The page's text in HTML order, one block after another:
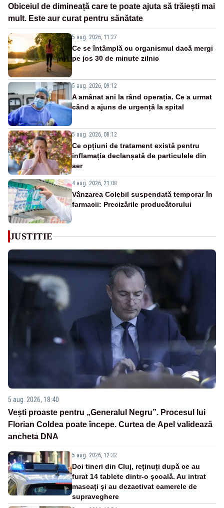
Obiceiul de dimineață care te poate ajuta să trăiești mai
mult. Este aur curat pentru sănătate
5 aug. 2026, 11:27
Ce se întâmplă cu organismul dacă mergi
pe jos 30 de minute zilnic
5 aug. 2026, 09:12
A amânat ani la rând operația. Ce a urmat
când a ajuns de urgență la spital
5 aug. 2026, 08:12
Ce opțiuni de tratament există pentru
inflamația declanșată de particulele din
aer
4 aug. 2026, 21:08
Vânzarea Colebil suspendată temporar în
farmacii: Precizările producătorului
JUSTITIE
5 aug. 2026, 18:40
Vești proaste pentru „Generalul Negru”. Procesul lui
Florian Coldea poate începe. Curtea de Apel validează
ancheta DNA
5 aug. 2026, 12:32
Doi tineri din Cluj, reținuți după ce au
furat 14 tablete dintr-o școală. Au intrat
mascați și au dezactivat camerele de
supraveghere